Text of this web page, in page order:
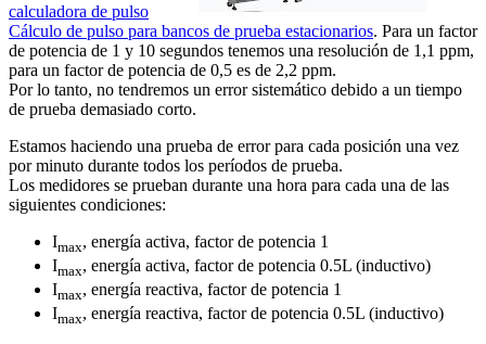
calculadora de pulso
Cálculo de pulso para bancos de prueba estacionarios. Para un factor
de potencia de 1 y 10 segundos tenemos una resolución de 1,1 ppm,
para un factor de potencia de 0,5 es de 2,2 ppm.
Por lo tanto, no tendremos un error sistemático debido a un tiempo
de prueba demasiado corto.
Estamos haciendo una prueba de error para cada posición una vez
por minuto durante todos los períodos de prueba.
Los medidores se prueban durante una hora para cada una de las
siguientes condiciones:
Imax, energía activa, factor de potencia 1
Imax, energía activa, factor de potencia 0.5L (inductivo)
Imax, energía reactiva, factor de potencia 1
Imax, energía reactiva, factor de potencia 0.5L (inductivo)